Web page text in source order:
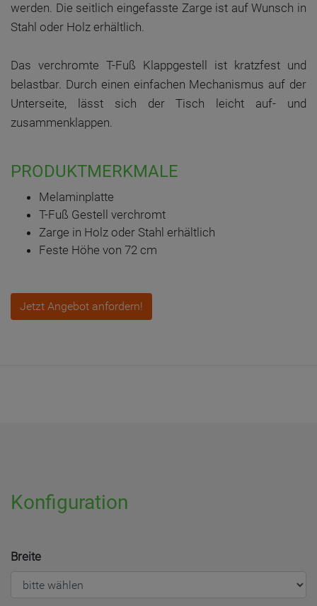
werden. Die seitlich eingefasste Zarge ist auf Wunsch in
Stahl oder Holz erhältlich.
Das verchromte T-Fuß Klappgestell ist kratzfest und
belastbar. Durch einen einfachen Mechanismus auf der
Unterseite, lässt sich der Tisch leicht auf- und
zusammenklappen.
PRODUKTMERKMALE
Melaminplatte
T-Fuß Gestell verchromt
Zarge in Holz oder Stahl erhältlich
Feste Höhe von 72 cm
Jetzt Angebot anfordern!
Konfiguration
Breite